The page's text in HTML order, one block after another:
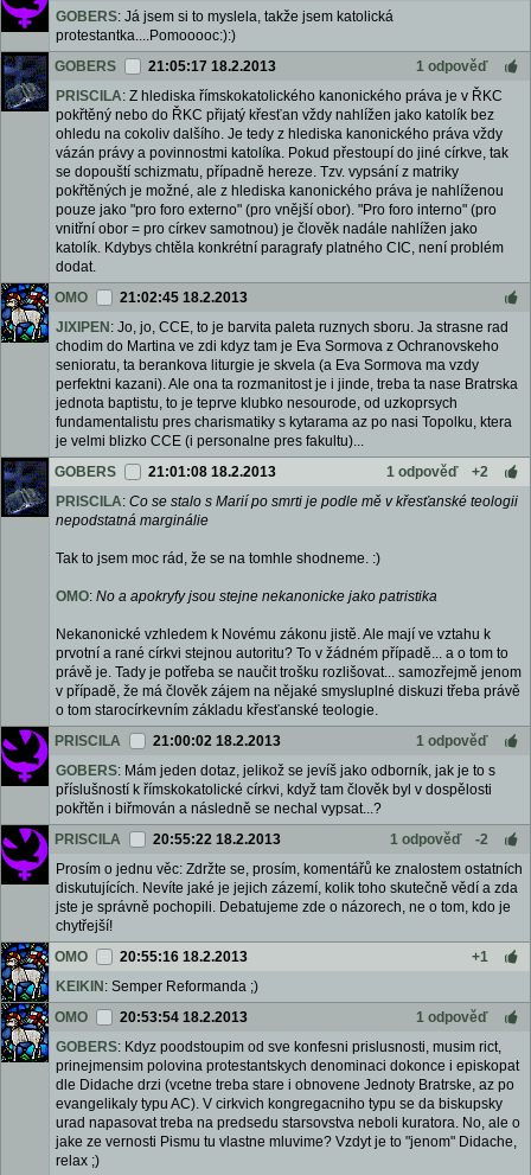
GOBERS: Já jsem si to myslela, takže jsem katolická
protestantka....Pomooooc:):)
GOBERS
21:05:17 18.2.2013
1 odpověď
PRISCILA: Z hlediska římskokatolického kanonického práva je v ŘKC
pokřtěný nebo do ŘKC přijatý křesťan vždy nahlížen jako katolík bez
ohledu na cokoliv dalšího. Je tedy z hlediska kanonického práva vždy
vázán právy a povinnostmi katolíka. Pokud přestoupí do jiné církve, tak
se dopouští schizmatu, případně hereze. Tzv. vypsání z matriky
pokřtěných je možné, ale z hlediska kanonického práva je nahlíženou
pouze jako "pro foro externo" (pro vnější obor). "Pro foro interno" (pro
vnitřní obor = pro církev samotnou) je člověk nadále nahlížen jako
katolík. Kdybys chtěla konkrétní paragrafy platného CIC, není problém
dodat.
OMO
21:02:45 18.2.2013
JIXIPEN : Jo, jo, CCE, to je barvita paleta ruznych sboru. Ja strasne rad
chodim do Martina ve zdi kdyz tam je Eva Sormova z Ochranovskeho
senioratu, ta berankova liturgie je skvela (a Eva Sormova ma vzdy
perfektni kazani). Ale ona ta rozmanitost je i jinde, treba ta nase Bratrska
jednota baptistu, to je teprve klubko nesourode, od uzkoprsych
fundamentalistu pres charismatiky s kytarama az po nasi Topolku, ktera
je velmi blizko CCE (i personalne pres fakultu)...
GOBERS
21:01:08 18.2.2013 1 odpověď
+2
PRISCILA: Co se stalo s Marií po smrti je podle mě v křesťanské teologii
nepodstatná marginálie
Tak to jsem moc rád, že se na tomhle shodneme. :)
OMO: No a apokryfy jsou stejne nekanonicke jako patristika
Nekanonické vzhledem k Novému zákonu jistě. Ale mají ve vztahu k
prvotní a rané církvi stejnou autoritu? To v žádném případě... a o tom to
právě je. Tady je potřeba se naučit trošku rozlišovat... samozřejmě jenom
v případě, že má člověk zájem na nějaké smysluplné diskuzi třeba právě
o tom starocírkevním základu křesťanské teologie.
PRISCILA
21:00:02 18.2.2013
1 odpověď
GOBERS: Mám jeden dotaz, jelikož se jevíš jako odborník, jak je to s
příslušností k římskokatolické církvi, když tam člověk byl v dospělosti
pokřtěn i biřmován a následně se nechal vypsat...?
PRISCILA
20:55:22 18.2.2013 1 odpověď
-2
Prosím o jednu věc: Zdržte se, prosím, komentářů ke znalostem ostatních
diskutujících. Nevíte jaké je jejich zázemí, kolik toho skutečně vědí a zda
jste je správně pochopili. Debatujeme zde o názorech, ne o tom, kdo je
chytřejší!
OMO
20:55:16 18.2.2013
+1
KEIKIN : Semper Reformanda ;)
OMO
20:53:54 18.2.2013
1 odpověď
GOBERS: Kdyz poodstoupim od sve konfesni prislusnosti, musim rict,
prinejmensim polovina protestantskych denominaci dokonce i episkopat
dle Didache drzi (vcetne treba stare i obnovene Jednoty Bratrske, az po
evangelikaly typu AC). V cirkvich kongregacniho typu se da biskupsky
urad napasovat treba na predsedu starsovstva neboli kuratora. No, ale o
jake ze vernosti Pismu tu vlastne mluvime? Vzdyt je to "jenom" Didache,
relax ;)